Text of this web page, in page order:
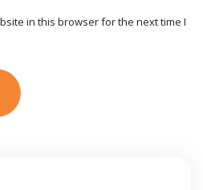
in this browser for the next time I